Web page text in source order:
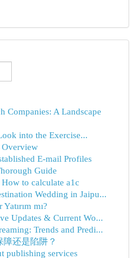
Companies: A Landscape
into the Exercise...
E-mail Profiles
Guide
to calculate a1c
Wedding in Jaipu...
mı?
Updates & Current Wo...
Trends and Predi...
还是陷阱？
publishing services